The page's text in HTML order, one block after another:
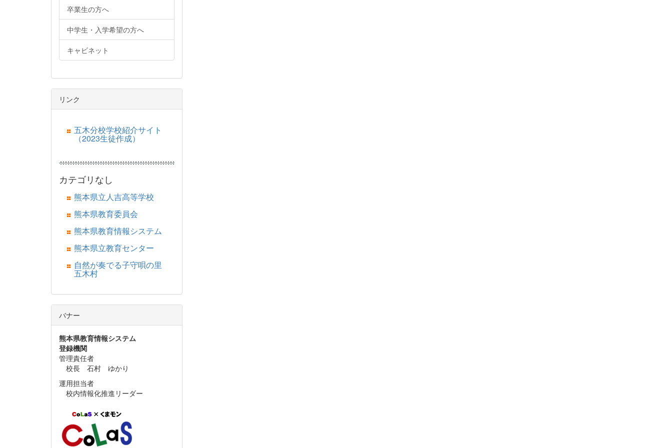
卒業生の方へ
中学生・入学希望の方へ
キャビネット
リンク
五木分校学校紹介サイト
（2023生徒作成）
カテゴリなし
熊本県立人吉高等学校
熊本県教育委員会
熊本県教育情報システム
熊本県立教育センター
自然が奏でる子守唄の里
五木村
バナー
熊本県教育情報システム
登録機関
管理責任者
校長 石村 ゆかり
運用担当者
校内情報化推進リーダー